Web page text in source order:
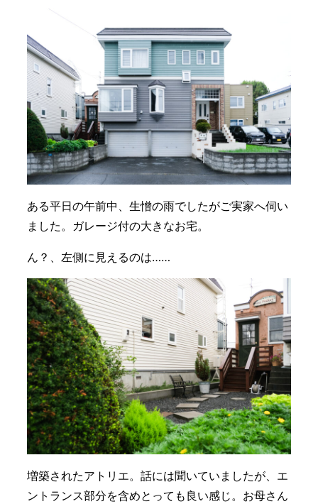
ある平日の午前中、生憎の雨でしたがご実家へ伺い
ました。ガレージ付の大きなお宅。
ん？、左側に見えるのは……
増築されたアトリエ。話には聞いていましたが、エ
ントランス部分を含めとっても良い感じ。お母さん